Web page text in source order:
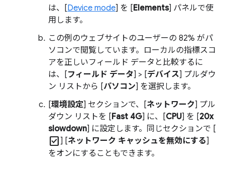
は、[Device mode] を [Elements] パネルで使
用します。
この例のウェブサイトのユーザーの 82% がパ
ソコンで閲覧しています。ローカルの指標スコ
アを正しいフィールド データと比較するに
は、[フィールド データ] > [デバイス] プルダウ
ン リストから [パソコン] を選択します。
[環境設定] セクションで、[ネットワーク] プル
ダウン リストを [Fast 4G] に、[CPU] を [20x
slowdown] に設定します。同じセクションで [
check_box] [ネットワーク キャッシュを無効にする]
をオンにすることもできます。